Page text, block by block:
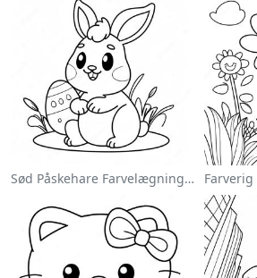
Sød Påskehare Farvelægningsside